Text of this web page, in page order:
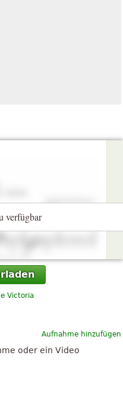
verfügbar
Victoria
Aufnahme hinzufügen
oder ein Video